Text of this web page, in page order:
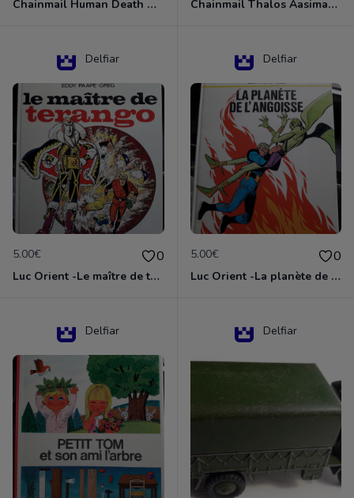
Chainmail Human Death Cleric Chainmail Thalos Aasimar Cleric
Delfiar
5.00€ 0
Luc Orient -Le maître de terango
Delfiar
5.00€ 0
Luc Orient -La planète de l'angoisse
Delfiar Delfiar